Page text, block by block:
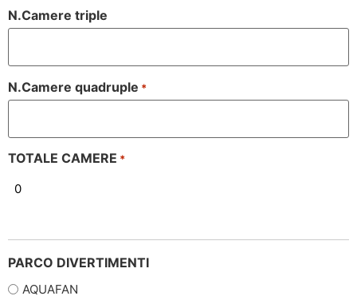
N.Camere triple
N.Camere quadruple *
TOTALE CAMERE *
PARCO DIVERTIMENTI
AQUAFAN